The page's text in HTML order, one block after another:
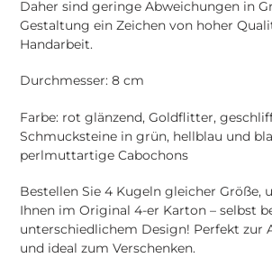
Daher sind geringe Abweichungen in
Gestaltung ein Zeichen von hoher
Handarbeit.
Durchmesser: 8 cm
Farbe: rot glänzend, Goldflitter,
Schmucksteine in grün, hellblau und
perlmuttartige Cabochons
Bestellen Sie 4 Kugeln gleicher Größe,
Ihnen im Original 4-er Karton – selbst
unterschiedlichem Design! Perfekt zur
und ideal zum Verschenken.